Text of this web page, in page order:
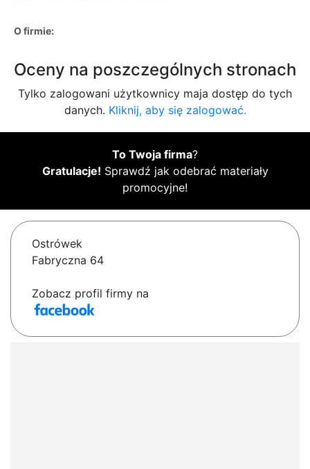
O firmie:
Oceny na poszczególnych stronach
Tylko zalogowani użytkownicy maja dostęp do tych
danych. Kliknij, aby się zalogować.
To Twoja firma?
Gratulacje! Sprawdź jak odebrać materiały
promocyjne!
Ostrówek
Fabryczna 64
Zobacz profil firmy na